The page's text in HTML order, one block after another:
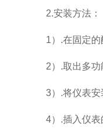
2.安装方法：
1）.在固定
2）.取出多
3）.将仪表
4）.插入仪